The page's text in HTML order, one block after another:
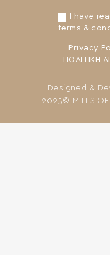
I have
terms &
Privacy
ΠΟΛΙΤΙΚΗ
2025© MILLS
Designed &